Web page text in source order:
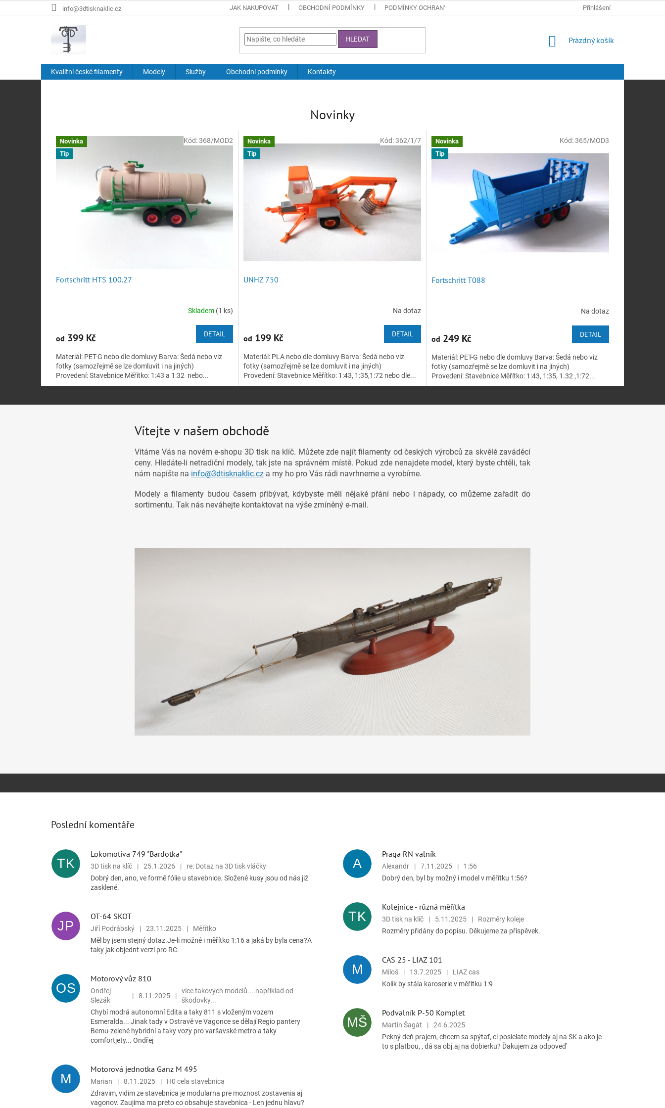
na
info@3dtisknaklic.cz JAK NAKUPOVAT OBCHODNÍ PODMÍNKY PODMÍNKY OCHRANY OSOBNÍCH ÚDAJŮ Přihlášení
HLEDAT
NÁKUPNÍ
Prázdný košík
Kvalitní české filamenty Modely Služby Obchodní podmínky Kontakty
b
d
Novinky
Novinka
Tip
Fortschritt HTS 100.27
Skladem (1 ks)
od 399 Kč DETAIL
Materiál: PET-G nebo dle domluvy Barva: Šedá nebo viz
fotky (samozřejmě se lze domluvit i na jiných)
Provedení: Stavebnice Měřítko: 1:43 a 1:32 nebo...
Kód:368/MOD2
Novinka
Tip
UNHZ 750
Na dotaz
od 199 Kč DETAIL
Materiál: PLA nebo dle domluvy Barva: Šedá nebo viz
fotky (samozřejmě se lze domluvit i na jiných)
Provedení: Stavebnice Měřítko: 1:43, 1:35,1:72 nebo dle...
Kód:362/1/7
Novinka
Tip
Fortschritt T088
Na dotaz
od 249 Kč DETAIL
Materiál: PET-G nebo dle domluvy Barva: Šedá nebo viz
fotky (samozřejmě se lze domluvit i na jiných)
Provedení: Stavebnice Měřítko: 1:43, 1:35, 1.32 ,1:72...
Kód:365/MOD3
Vítejte v našem obchodě
Vítáme Vás na novém e-shopu 3D tisk na klíč. Můžete zde najít filamenty od českých výrobců za skvělé zaváděcí
ceny. Hledáte-li netradiční modely, tak jste na správném místě. Pokud zde nenajdete model, který byste chtěli, tak
nám napište na info@3dtisknaklic.cz a my ho pro Vás rádi navrhneme a vyrobíme.
Modely a filamenty budou časem přibývat, kdybyste měli nějaké přání nebo i nápady, co můžeme zařadit do
sortimentu. Tak nás neváhejte kontaktovat na výše zmíněný e-mail.
Poslední komentáře
TK
Lokomotiva 749 "Bardotka"
3D tisk na klíč | 25.1.2026 |
re: Dotaz na 3D tisk vláčky
Dobrý den, ano, ve formě fólie u stavebnice. Složené kusy jsou od nás již
zasklené.
JP
OT-64 SKOT
Jiří Podrábský | 23.11.2025 |
Měřítko
Měl by jsem stejný dotaz.Je-li možné i měřítko 1:16 a jaká by byla cena?A
taky jak objednt verzi pro RC.
OS
Motorový vůz 810
Ondřej
Slezák
| 8.11.2025 |
více takových modelů....například od
škodovky...
Chybí modrá autonomní Edita a taky 811 s vloženým vozem
Esmeralda... Jinak tady v Ostravě ve Vagonce se dělají Regio pantery
Bemu-zelené hybridní a taky vozy pro varšavské metro a taky
comfortjety... Ondřej
M
Motorová jednotka Ganz M 495
Marian | 8.11.2025 |
H0 cela stavebnica
Zdravim, vidim ze stavebnica je modularna pre moznost zostavenia aj
vagonov. Zaujima ma preto co obsahuje stavebnica - Len jednu hlavu?
A
Praga RN valník
Alexandr | 7.11.2025 |
1:56
Dobrý den, byl by možný i model v měřítku 1:56?
TK
Kolejnice - různá měřítka
3D tisk na klíč | 5.11.2025 |
Rozměry koleje
Rozměry přidány do popisu. Děkujeme za příspěvek.
M
CAS 25 - LIAZ 101
Miloš | 13.7.2025 |
LIAZ cas
Kolik by stála karoserie v měřítku 1:9
MŠ
Podvalník P-50 Komplet
Martin Šagát |
24.6.2025
Pekný deň prajem, chcem sa spýtať, ci posielate modely aj na SK a ako je
to s platbou, , dá sa obj.aj na dobierku? Ďakujem za odpoveď